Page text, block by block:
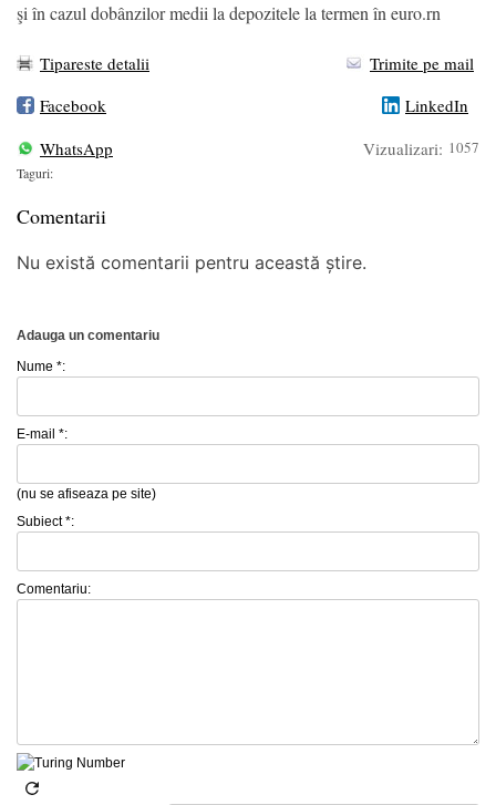
şi în cazul dobânzilor medii la depozitele la termen în euro.rn
Tipareste detalii
Trimite pe mail
Facebook
LinkedIn
WhatsApp
Vizualizari: 1057
Taguri:
Comentarii
Nu există comentarii pentru această știre.
Adauga un comentariu
Nume *:
E-mail *:
(nu se afiseaza pe site)
Subiect *:
Comentariu: